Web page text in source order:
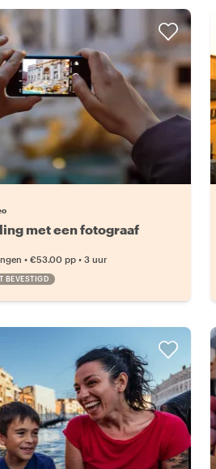
met een fotograaf
•€53.00 pp •3 uur
BEVESTIGD